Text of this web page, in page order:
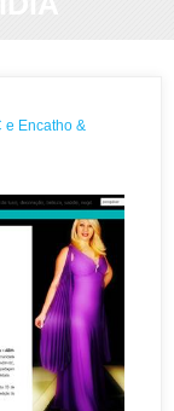
e Encatho &